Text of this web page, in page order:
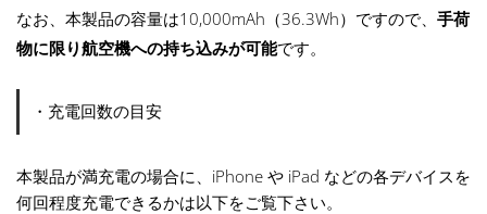
なお、本製品の容量は10,000mAh（36.3Wh）ですので、 手荷
物に限り航空機への持ち込みが可能です。
・充電回数の目安
本製品が満充電の場合に、iPhone や iPad などの各デバイスを
何回程度充電できるかは以下をご覧下さい。